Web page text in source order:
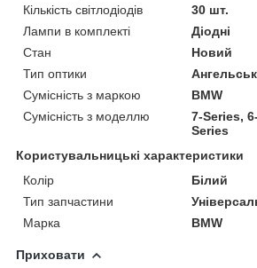
Кількість світлодіодів
30 шт.
Лампи в комплекті
Діодні
Стан
Новий
Тип оптики
Сумісність з маркою
BMW
Сумісність з моделлю
7-Series,
Series
Користувальницькі характеристики
Колір
Білий
Тип запчастини
Марка
BMW
Приховати